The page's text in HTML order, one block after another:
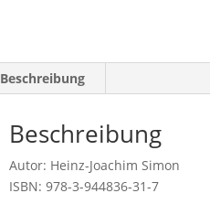
Beschreibung
Beschreibung
Autor: Heinz-Joachim Simon
ISBN: 978-3-944836-31-7